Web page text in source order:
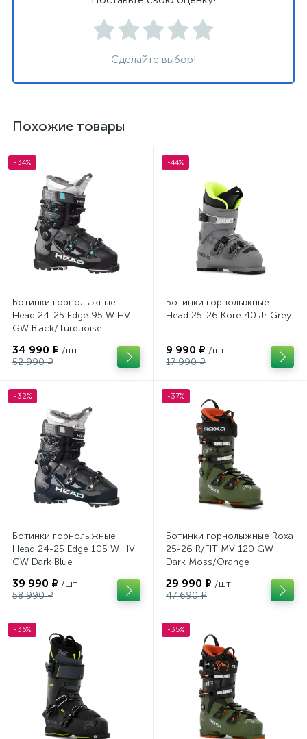
Сделайте выбор!
Похожие товары
-34%
Ботинки горнолыжные
Head 24-25 Edge 95 W HV
GW Black/Turquoise
34 990 ₽ /шт
52 990 ₽
-44%
Ботинки горнолыжные
Head 25-26 Kore 40 Jr Grey
9 990 ₽ /шт
17 990 ₽
-32%
Ботинки горнолыжные
Head 24-25 Edge 105 W HV
GW Dark Blue
39 990 ₽ /шт
58 990 ₽
-37%
Ботинки горнолыжные Roxa
25-26 R/FIT MV 120 GW
Dark Moss/Orange
29 990 ₽ /шт
47 690 ₽
-36% -35%